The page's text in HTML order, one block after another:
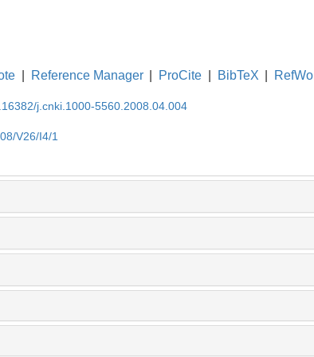
Reference Manager ProCite BibTeX
j.cnki.1000-5560.2008.04.004
V26/I4/1